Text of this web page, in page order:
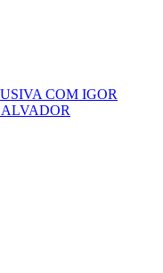
COM IGOR